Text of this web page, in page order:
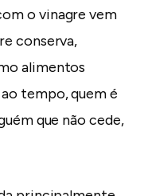
o vinagre vem
conserva,
alimentos
tempo, quem é
que não cede,